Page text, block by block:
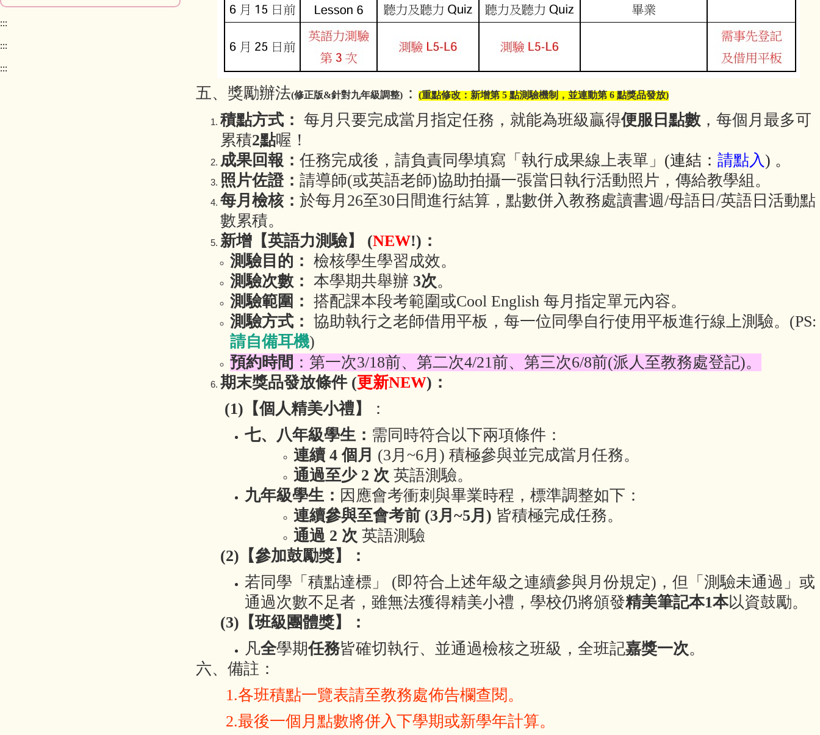
:::
:::
:::
五、獎勵辦法(修正版&針對九年級調整)： (重點修改：新增第 5 點測驗機制，並連動第 6 點獎品發放)
積點方式： 每月只要完成當月指定任務，就能為班級贏得便服日點數，每個月最多可
累積2點喔！
成果回報： 任務完成後，請負責同學填寫「執行成果線上表單」 (連結： 請點入) 。
照片佐證： 請導師(或英語老師)協助拍攝一張當日執行活動照片，傳給教學組。
每月檢核： 於每月26至30日間進行結算，點數併入教務處讀書週/母語日/英語日活動點
數累積。
新增【英語力測驗】 (NEW!)：
測驗目的： 檢核學生學習成效。
測驗次數： 本學期共舉辦 3次。
測驗範圍： 搭配課本段考範圍或Cool English 每月指定單元內容。
測驗方式： 協助執行之老師借用平板，每一位同學自行使用平板進行線上測驗。(PS:
請自備耳機)
預約時間 ：第一次3/18前、第二次4/21前、第三次6/8前(派人至教務處登記)。
期末獎品發放條件 (更新NEW)：
(1)【個人精美小禮】
：
七、八年級學生： 需同時符合以下兩項條件：
連續 4 個月 (3 月~6月) 積極參與並完成當月任務。
通過至少 2 次 英語測驗。
九年級學生： 因應會考衝刺與畢業時程，標準調整如下：
連續參與至會考前 (3月~5月) 皆積極完成任務。
通過 2 次 英語測驗
(2)【參加鼓勵獎】：
若同學「積點達標」 (即符合上述年級之連續參與月份規定)，但「測驗未通過」或
通過次數不足者，雖無法獲得精美小禮，學校仍將頒發精美筆記本1本以資鼓勵。
(3)【班級團體獎】：
凡全學期任務皆確切執行、並通過檢核之班級，全班記嘉獎一次。
六、備註：
1.各班積點一覽表請至教務處佈告欄查閱。
2.最後一個月點數將併入下學期或新學年計算。